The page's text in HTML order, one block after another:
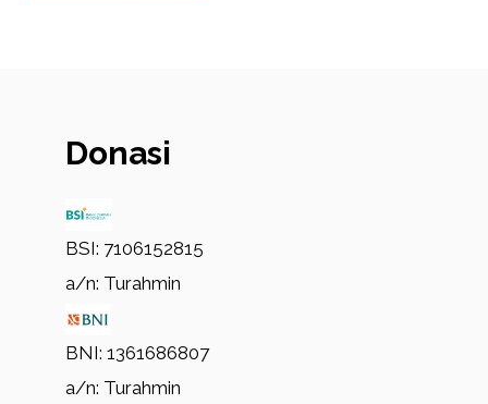
Donasi
BSI: 7106152815
a/n: Turahmin
BNI: 1361686807
a/n: Turahmin